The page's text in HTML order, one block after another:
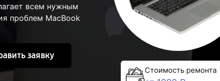
всем нужным
проблем MacBook
заявку
Стоимость ремонта